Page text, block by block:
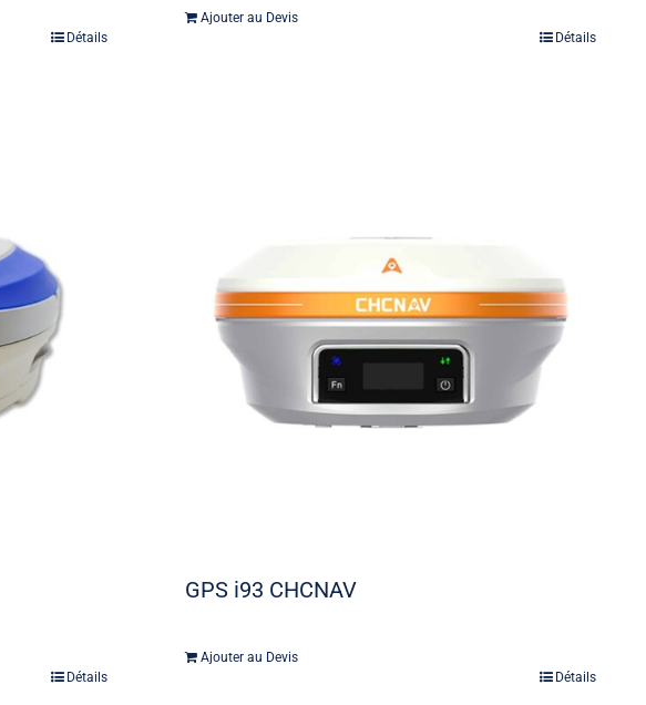
Détails
Ajouter au Devis
Détails
Détails
GPS i93 CHCNAV
Ajouter au Devis
Détails